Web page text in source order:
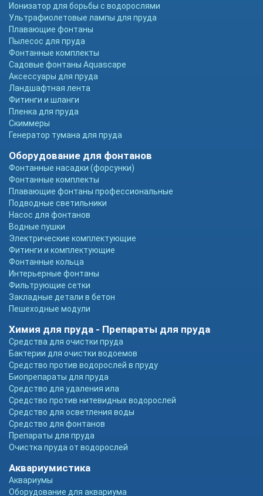
Ионизатор для борьбы с водорослями
Ультрафиолетовые лампы для пруда
Плавающие фонтаны
Пылесос для пруда
Фонтанные комплекты
Садовые фонтаны Aquascape
Аксессуары для пруда
Ландшафтная лента
Фитинги и шланги
Пленка для пруда
Скиммеры
Генератор тумана для пруда
Оборудование для фонтанов
Фонтанные насадки (форсунки)
Фонтанные комплекты
Плавающие фонтаны профессиональные
Подводные светильники
Насос для фонтанов
Водные пушки
Электрические комплектующие
Фитинги и комплектующие
Фонтанные кольца
Интерьерные фонтаны
Фильтрующие сетки
Закладные детали в бетон
Пешеходные модули
Химия для пруда - Препараты для пруда
Средства для очистки пруда
Бактерии для очистки водоемов
Средство против водорослей в пруду
Биопрепараты для пруда
Средство для удаления ила
Средство против нитевидных водорослей
Средство для осветления воды
Средство для фонтанов
Препараты для пруда
Очистка пруда от водорослей
Аквариумистика
Аквариумы
Оборудование для аквариума